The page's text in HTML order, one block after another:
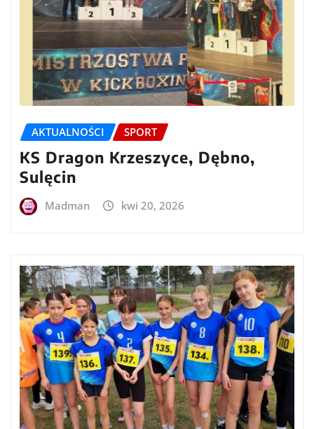
AKTUALNOŚCI SPORT
KS Dragon Krzeszyce, Dębno,
Sulęcin
Madman kwi 20, 2026